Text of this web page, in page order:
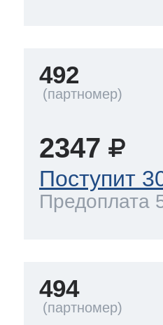
492
2347
Поступит
Предоплата
494